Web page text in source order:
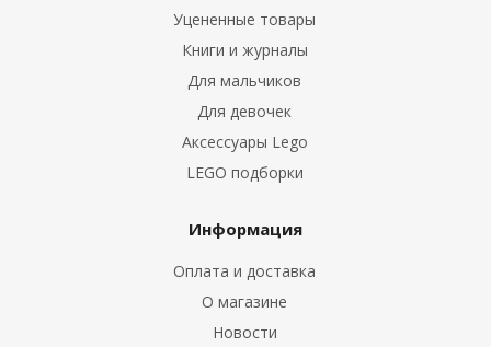
Уцененные товары
Книги и журналы
Для мальчиков
Для девочек
Аксессуары Lego
LEGO подборки
Информация
Оплата и доставка
О магазине
Новости